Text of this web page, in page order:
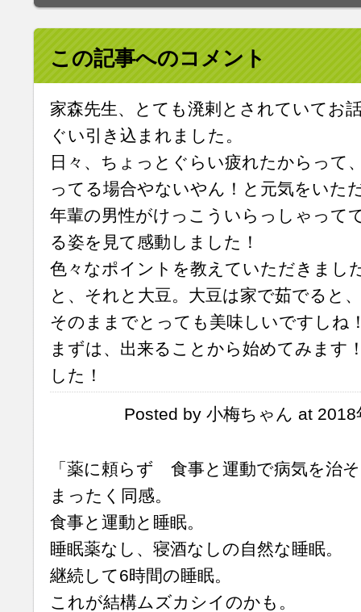
この記事へのコメント
家森先生、とても溌剌とされていてお
ぐい引き込まれました。
日々、ちょっとぐらい疲れたからって
ってる場合やないやん！と元気をいた
年輩の男性がけっこういらっしゃって
る姿を見て感動しました！
色々なポイントを教えていただきまし
と、それと大豆。大豆は家で茹でると
そのままでとっても美味しいですしね
まずは、出来ることから始めてみます
した！
Posted by 小梅ちゃん at
「薬に頼らず 食事と運動で病気を治
まったく同感。
食事と運動と睡眠。
睡眠薬なし、寝酒なしの自然な睡眠。
継続して6時間の睡眠。
これが結構ムズカシイのかも。